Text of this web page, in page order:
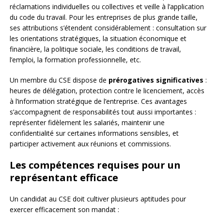
réclamations individuelles ou collectives et veille à l’application
du code du travail. Pour les entreprises de plus grande taille,
ses attributions s’étendent considérablement : consultation sur
les orientations stratégiques, la situation économique et
financière, la politique sociale, les conditions de travail,
l’emploi, la formation professionnelle, etc.
Un membre du CSE dispose de prérogatives significatives :
heures de délégation, protection contre le licenciement, accès
à l’information stratégique de l’entreprise. Ces avantages
s’accompagnent de responsabilités tout aussi importantes :
représenter fidèlement les salariés, maintenir une
confidentialité sur certaines informations sensibles, et
participer activement aux réunions et commissions.
Les compétences requises pour un
représentant efficace
Un candidat au CSE doit cultiver plusieurs aptitudes pour
exercer efficacement son mandat :